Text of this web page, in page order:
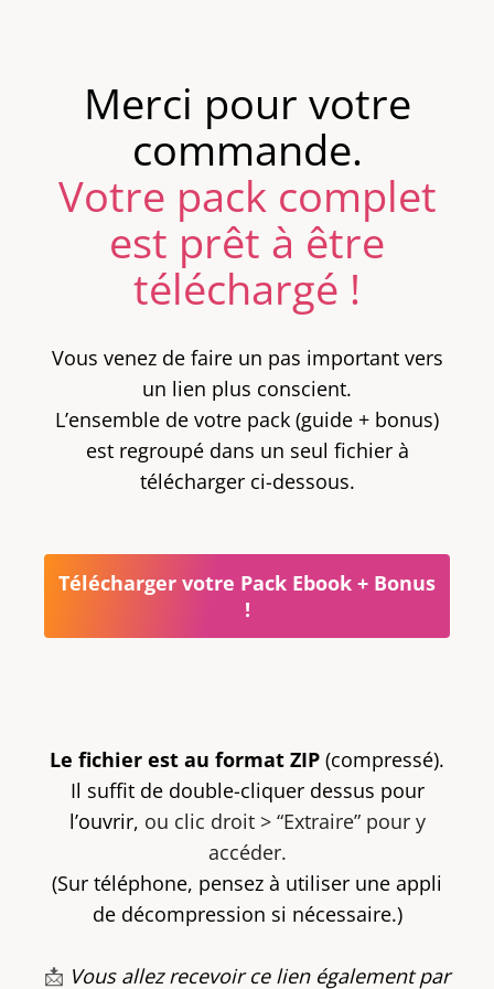
Merci pour votre
commande.
Votre pack complet
est prêt à être
téléchargé !
Vous venez de faire un pas important vers
un lien plus conscient.
L’ensemble de votre pack (guide + bonus)
est regroupé dans un seul fichier à
télécharger ci-dessous.
Télécharger votre Pack Ebook + Bonus
!
Le fichier est au format ZIP (compressé).
Il suffit de double-cliquer dessus pour
l’ouvrir, ou clic droit > “Extraire” pour y
accéder.
(Sur téléphone, pensez à utiliser une appli
de décompression si nécessaire.)
📩 Vous allez recevoir ce lien également par